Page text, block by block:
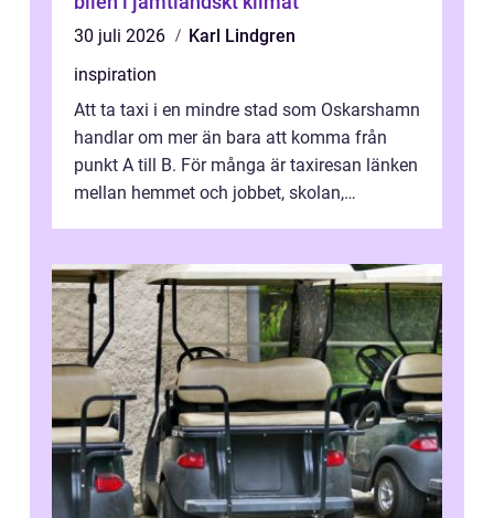
30 juli 2026
Karl Lindgren
inspiration
Att ta taxi i en mindre stad som Oskarshamn
handlar om mer än bara att komma från
punkt A till B. För många är taxiresan länken
mellan hemmet och jobbet, skolan,